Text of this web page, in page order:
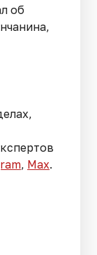
об
, Мах.